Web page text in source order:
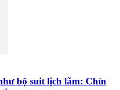
bộ suit lịch lãm: Chỉn